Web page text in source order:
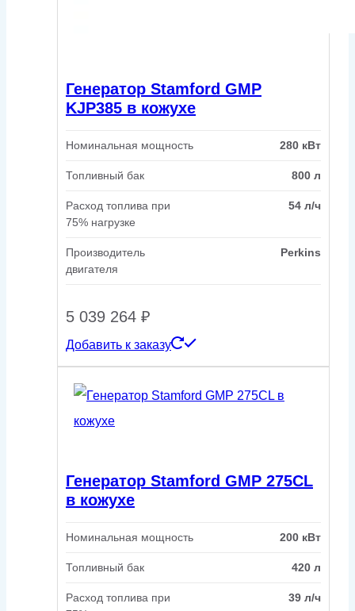
Генератор Stamford GMP
KJP385 в кожухе
Номинальная мощность 280 кВт
Топливный бак 800 л
Расход топлива при
75% нагрузке
54 л/ч
Производитель
двигателя
Perkins
5 039 264 ₽
Добавить к заказу
Генератор Stamford GMP 275CL
в кожухе
Номинальная мощность 200 кВт
Топливный бак 420 л
Расход топлива при
39 л/ч